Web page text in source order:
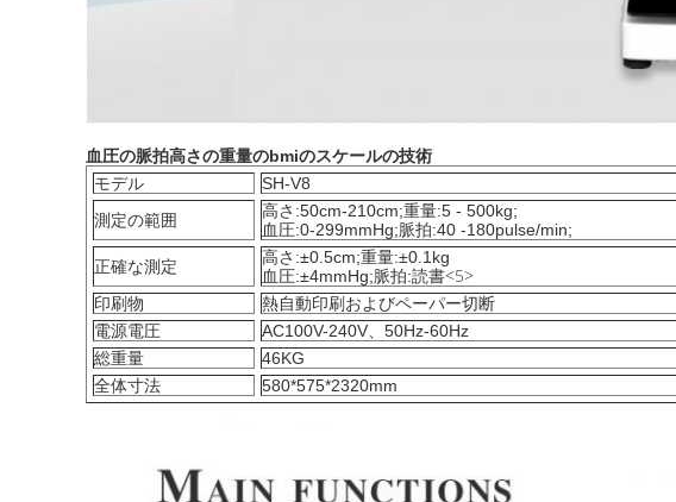
血圧の脈拍高さの重量のbmiのスケールの技術
モデル
SH-V8
測定の範囲
高さ:50cm-210cm;重量:5 - 500kg;
血圧:0-299mmHg;脈拍:40 -180pulse/min;
正確な測定
高さ:±0.5cm;重量:±0.1kg
血圧:±4mmHg;脈拍:読書<5>
印刷物
熱自動印刷およびペーパー切断
電源電圧
AC100V-240V、50Hz-60Hz
総重量
46KG
全体寸法
580*575*2320mm